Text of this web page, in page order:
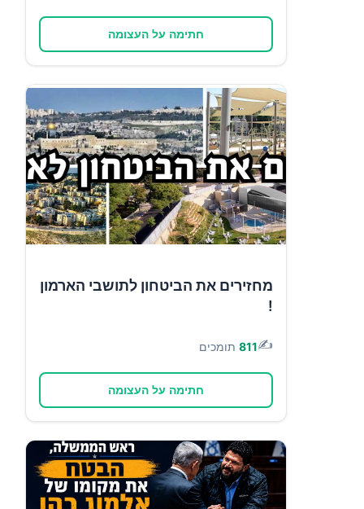
חתימה על העצומה
מחזירים את הביטחון לתושבי הארמון
!
✍️
811 תומכים
חתימה על העצומה